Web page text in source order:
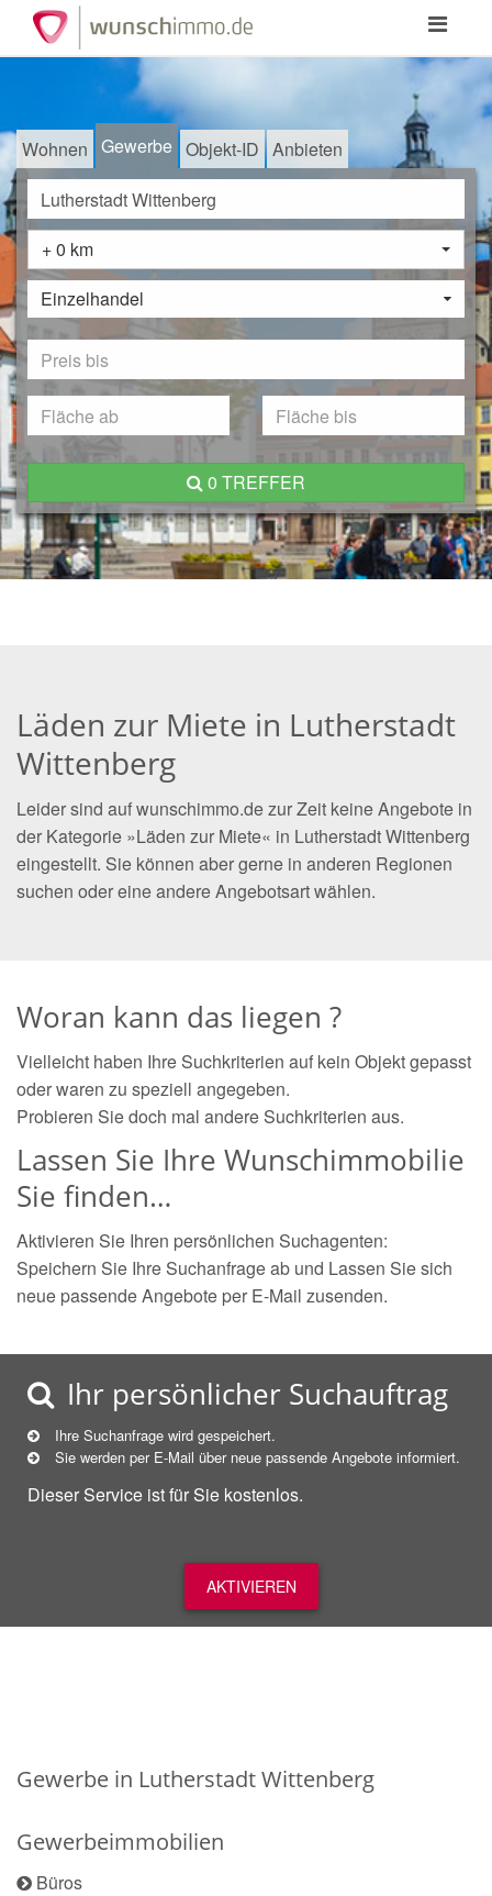
Toggle
Wohnen Gewerbe Objekt-ID Anbieten
+ 0 km
Einzelhandel
0 TREFFER
Läden zur Miete in Lutherstadt
Wittenberg
Leider sind auf wunschimmo.de zur Zeit keine Angebote in
der Kategorie »Läden zur Miete« in Lutherstadt Wittenberg
eingestellt. Sie können aber gerne in anderen Regionen
suchen oder eine andere Angebotsart wählen.
Woran kann das liegen ?
Vielleicht haben Ihre Suchkriterien auf kein Objekt gepasst
oder waren zu speziell angegeben.
Probieren Sie doch mal andere Suchkriterien aus.
Lassen Sie Ihre Wunschimmobilie
Sie finden…
Aktivieren Sie Ihren persönlichen Suchagenten:
Speichern Sie Ihre Suchanfrage ab und Lassen Sie sich
neue passende Angebote per E-Mail zusenden.
Ihr persönlicher Suchauftrag
Ihre Suchanfrage wird gespeichert.
Sie werden per E-Mail über neue passende Angebote informiert.
Dieser Service ist für Sie kostenlos.
AKTIVIEREN
Gewerbe in Lutherstadt Wittenberg
Gewerbeimmobilien
Büros